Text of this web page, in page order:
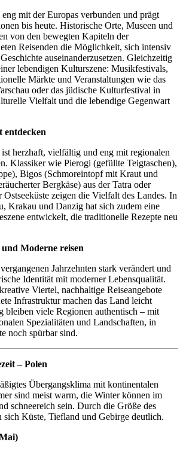
mit der Europas verbunden und prägt
bis heute. Historische Orte, Museen und
von den bewegten Kapiteln der
Reisenden die Möglichkeit, sich intensiv
auseinanderzusetzen. Gleichzeitig
lebendigen Kulturszene: Musikfestivals,
Märkte und Veranstaltungen wie das
oder das jüdische Kulturfestival in
Vielfalt und die lebendige Gegenwart
entdecken
herzhaft, vielfältig und eng mit regionalen
Klassiker wie Pierogi (gefüllte Teigtaschen),
Bigos (Schmoreintopf mit Kraut und
Bergkäse) aus der Tatra oder
zeigen die Vielfalt des Landes. In
Krakau und Danzig hat sich zudem eine
entwickelt, die traditionelle Rezepte neu
Moderne reisen
Jahrzehnten stark verändert und
Identität mit moderner Lebensqualität.
Viertel, nachhaltige Reiseangebote
Infrastruktur machen das Land leicht
bleiben viele Regionen authentisch – mit
Spezialitäten und Landschaften, in
noch spürbar sind.
– Polen
Übergangsklima mit kontinentalen
sind meist warm, die Winter können im
schneereich sein. Durch die Größe des
sich Küste, Tiefland und Gebirge deutlich.